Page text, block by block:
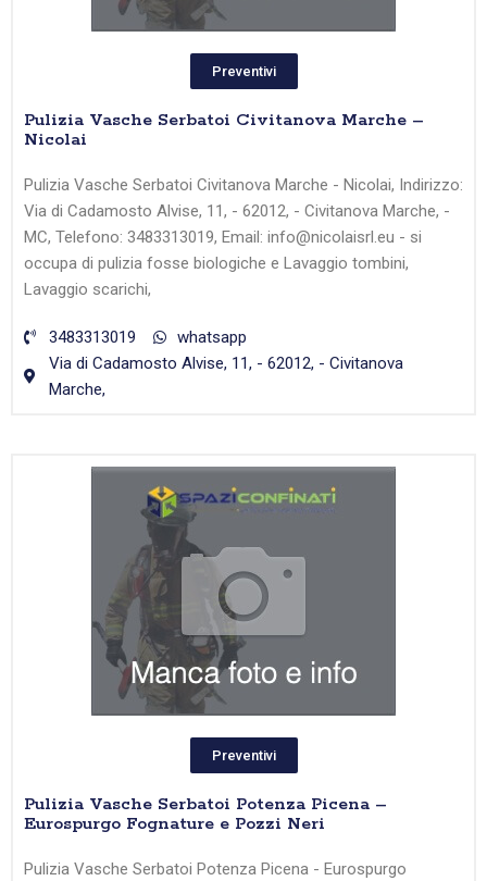
Preventivi
Pulizia Vasche Serbatoi Civitanova Marche –
Nicolai
Pulizia Vasche Serbatoi Civitanova Marche - Nicolai, Indirizzo:
Via di Cadamosto Alvise, 11, - 62012, - Civitanova Marche, -
MC, Telefono: 3483313019, Email: info@nicolaisrl.eu - si
occupa di pulizia fosse biologiche e Lavaggio tombini,
Lavaggio scarichi,
3483313019
whatsapp
Via di Cadamosto Alvise, 11, - 62012, - Civitanova
Marche,
Preventivi
Pulizia Vasche Serbatoi Potenza Picena –
Eurospurgo Fognature e Pozzi Neri
Pulizia Vasche Serbatoi Potenza Picena - Eurospurgo